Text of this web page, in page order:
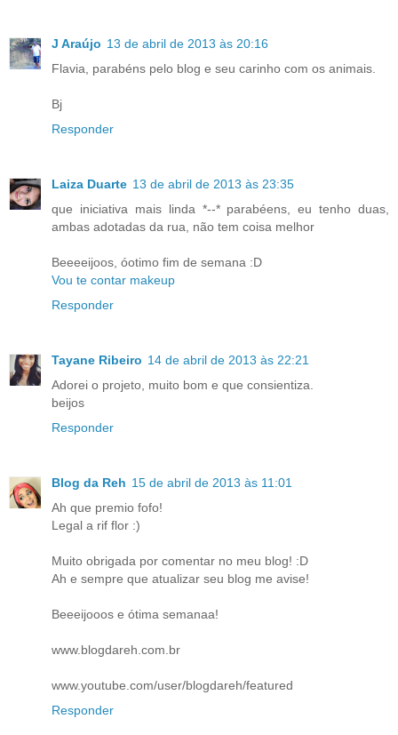
J Araújo 13 de abril de 2013 às 20:16
Flavia, parabéns pelo blog e seu carinho com os animais.
Bj
Responder
Laiza Duarte 13 de abril de 2013 às 23:35
que iniciativa mais linda *--* parabéens, eu tenho duas,
ambas adotadas da rua, não tem coisa melhor
Beeeeijoos, óotimo fim de semana :D
Vou te contar makeup
Responder
Tayane Ribeiro 14 de abril de 2013 às 22:21
Adorei o projeto, muito bom e que consientiza.
beijos
Responder
Blog da Reh 15 de abril de 2013 às 11:01
Ah que premio fofo!
Legal a rif flor :)
Muito obrigada por comentar no meu blog! :D
Ah e sempre que atualizar seu blog me avise!
Beeeijooos e ótima semanaa!
www.blogdareh.com.br
www.youtube.com/user/blogdareh/featured
Responder